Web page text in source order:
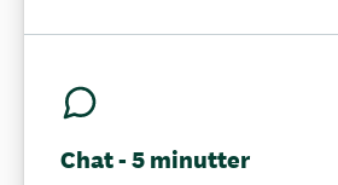
Chat - 5 minutter